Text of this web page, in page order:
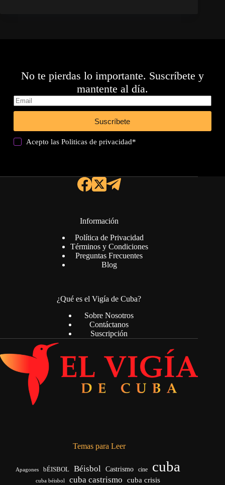
No te pierdas lo importante. Suscríbete y
mantente al día.
Suscríbete
Acepto lasPoliticas de privacidad*
Información
Política de Privacidad
Términos y Condiciones
Preguntas Frecuentes
Blog
¿Qué es el Vigía de Cuba?
Sobre Nosotros
Contáctanos
Suscripción
Temas para Leer
Apagones bÉISBOL Béisbol Castrismo cine cuba
cuba béisbol cuba castrismo cuba crisis